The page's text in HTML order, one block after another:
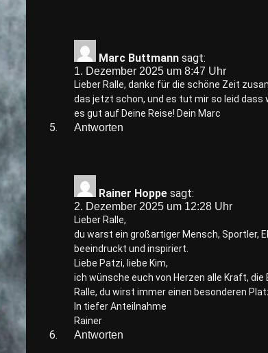
Marc Buttmann sagt:
1. Dezember 2025 um 8:47 Uhr
Lieber Ralle, danke für die schöne Zeit
das jetzt schon, und es tut mir so leid
es gut auf Deine Reise! Dein Marc
Antworten
Rainer Hoppe sagt:
2. Dezember 2025 um 12:28 Uhr
Lieber Ralle,
du warst ein großartiger Mensch, Sportler,
beeindruckt und inspiriert.
Liebe Patzi, liebe Kim,
ich wünsche euch von Herzen alle Kraft,
Ralle, du wirst immer einen besonderen
In tiefer Anteilnahme
Rainer
Antworten